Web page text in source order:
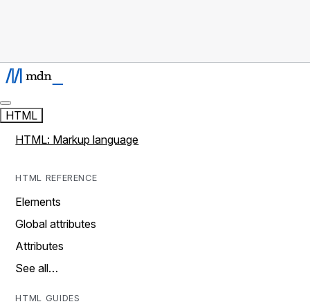
HTML
HTML: Markup language
HTML REFERENCE
Elements
Global attributes
Attributes
See all…
HTML GUIDES